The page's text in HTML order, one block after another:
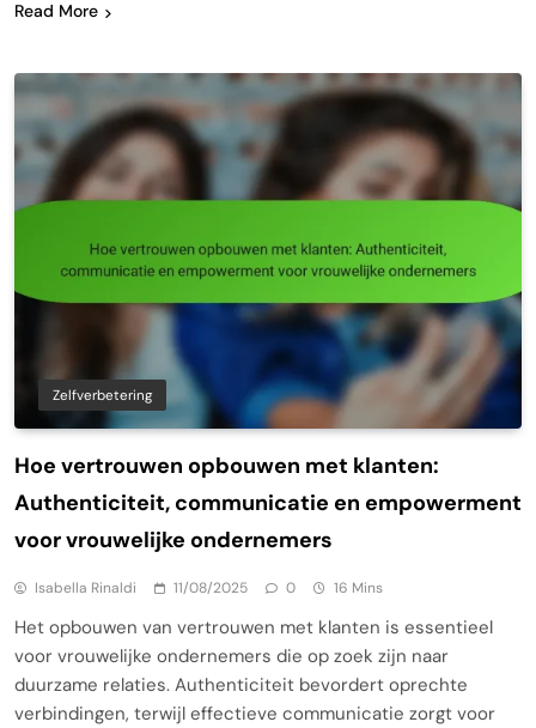
Read More
Zelfverbetering
Hoe vertrouwen opbouwen met klanten:
Authenticiteit, communicatie en empowerment
voor vrouwelijke ondernemers
Isabella Rinaldi 11/08/2025 0 16 Mins
Het opbouwen van vertrouwen met klanten is essentieel
voor vrouwelijke ondernemers die op zoek zijn naar
duurzame relaties. Authenticiteit bevordert oprechte
verbindingen, terwijl effectieve communicatie zorgt voor